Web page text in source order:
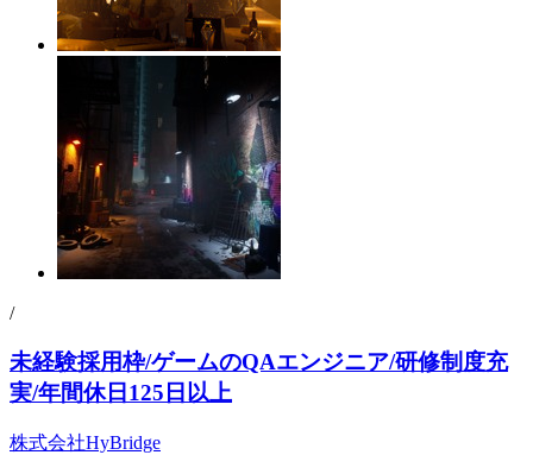
/
未経験採用枠/ゲームのQAエンジニア/研修制度充
実/年間休日125日以上
株式会社HyBridge